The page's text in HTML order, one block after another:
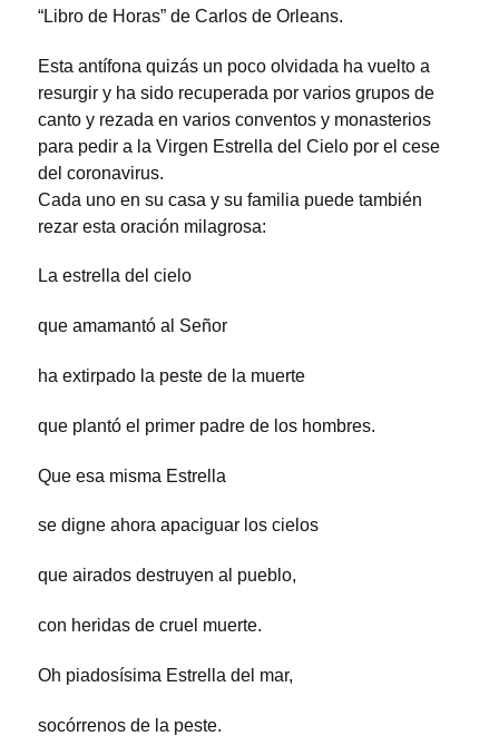
“Libro de Horas” de Carlos de Orleans.
Esta antífona quizás un poco olvidada ha vuelto a
resurgir y ha sido recuperada por varios grupos de
canto y rezada en varios conventos y monasterios
para pedir a la Virgen Estrella del Cielo por el cese
del coronavirus.
Cada uno en su casa y su familia puede también
rezar esta oración milagrosa:
La estrella del cielo
que amamantó al Señor
ha extirpado la peste de la muerte
que plantó el primer padre de los hombres.
Que esa misma Estrella
se digne ahora apaciguar los cielos
que airados destruyen al pueblo,
con heridas de cruel muerte.
Oh piadosísima Estrella del mar,
socórrenos de la peste.